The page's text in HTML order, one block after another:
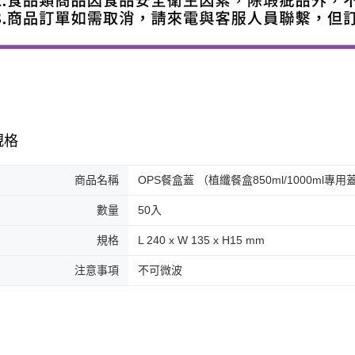
格
商品名稱 OPS餐盒蓋 （植纖餐盒850ml/1000ml專用
數量 50入
規格 L 240 x W 135 x H15 mm
注意事項 不可微波